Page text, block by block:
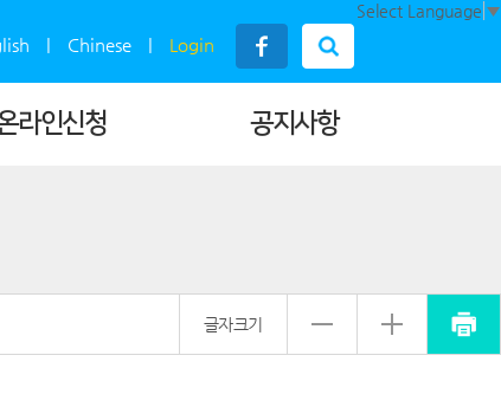
Select Language ▼
| Chinese | Login
라인신청 공지사항
글자크기